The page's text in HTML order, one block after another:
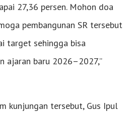
27,36 persen. Mohon doa
pembangunan SR tersebut
target sehingga bisa
ajaran baru 2026–2027,”
kunjungan tersebut, Gus Ipul